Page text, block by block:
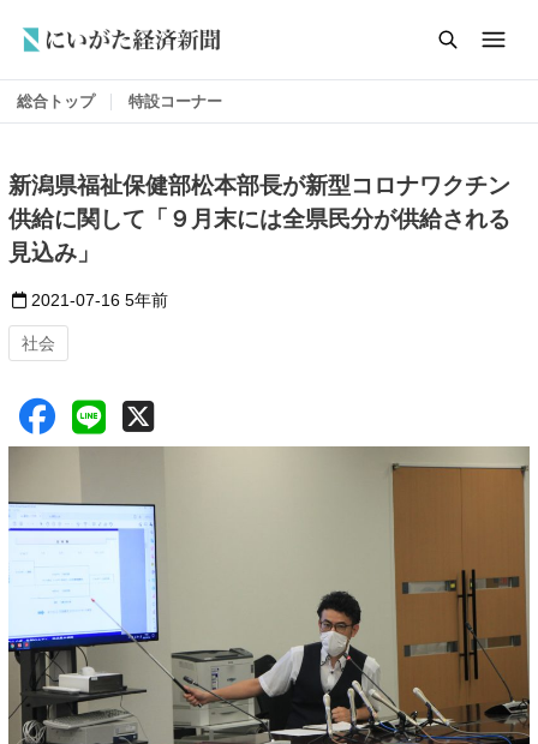
総合トップ 特設コーナー
新潟県福祉保健部松本部長が新型コロナワクチン
供給に関して「９月末には全県民分が供給される
見込み」
2021-07-16 5年前
社会